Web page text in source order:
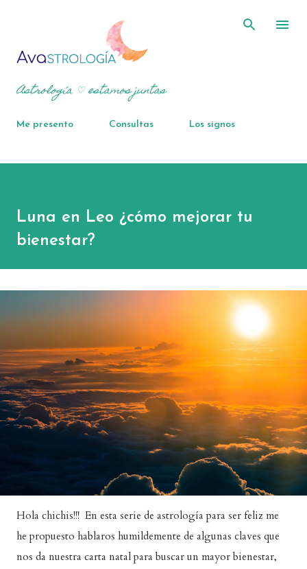
Astrología ♡ estamos juntas
Me presento Consultas Los signos
Luna en Leo ¿cómo mejorar tu
bienestar?
Hola chichis!!! En esta serie de astrología para ser feliz me
he propuesto hablaros humildemente de algunas claves que
nos da nuestra carta natal para buscar un mayor bienestar,